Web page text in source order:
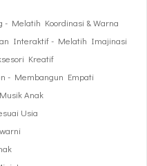
- Melatih Koordinasi & Warna
Interaktif - Melatih Imajinasi
Kreatif
- Membangun Empati
Anak
Usia